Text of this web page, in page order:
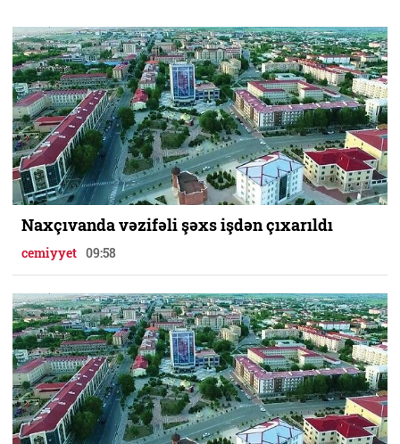
Naxçıvanda vəzifəli şəxs işdən çıxarıldı
cemiyyet 09:58